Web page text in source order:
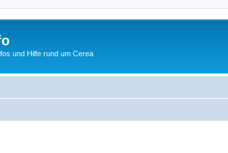
und Hilfe rund um Cerea